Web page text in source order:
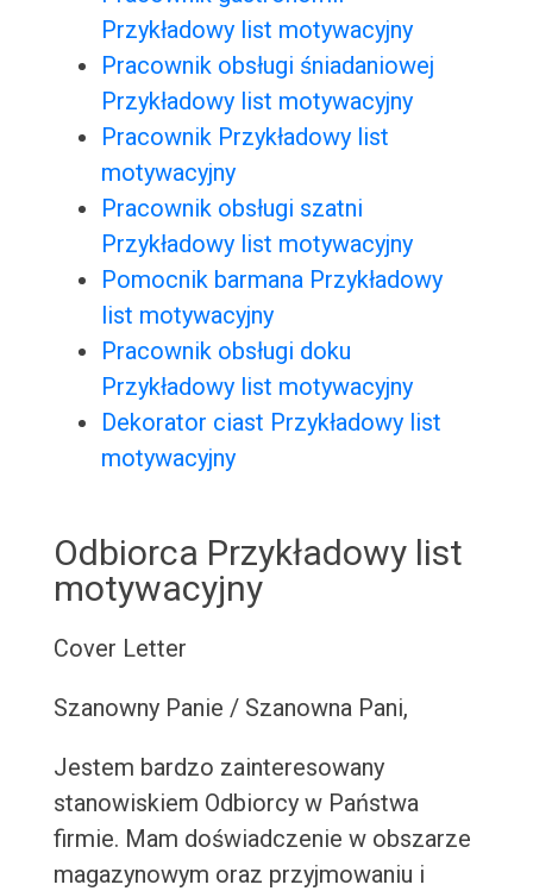
Przykładowy list motywacyjny
Pracownik obsługi śniadaniowej
Przykładowy list motywacyjny
Pracownik Przykładowy list
motywacyjny
Pracownik obsługi szatni
Przykładowy list motywacyjny
Pomocnik barmana Przykładowy
list motywacyjny
Pracownik obsługi doku
Przykładowy list motywacyjny
Dekorator ciast Przykładowy list
motywacyjny
Odbiorca Przykładowy list
motywacyjny
Cover Letter
Szanowny Panie / Szanowna Pani,
Jestem bardzo zainteresowany
stanowiskiem Odbiorcy w Państwa
firmie. Mam doświadczenie w obszarze
magazynowym oraz przyjmowaniu i